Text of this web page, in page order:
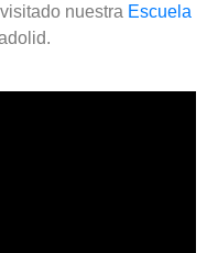
nuestra Escuela